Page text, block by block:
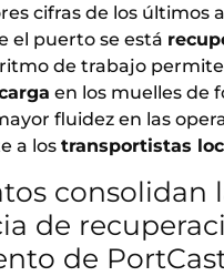
cifras de los últimos
el puerto se está
de trabajo
en los muelles de
fluidez en las
a los transportistas
consolidan
de
de